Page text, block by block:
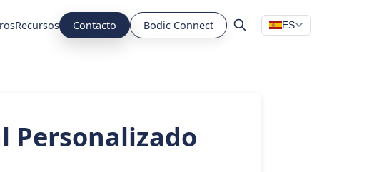
Recursos Contacto Bodic Connect ES
Personalizado